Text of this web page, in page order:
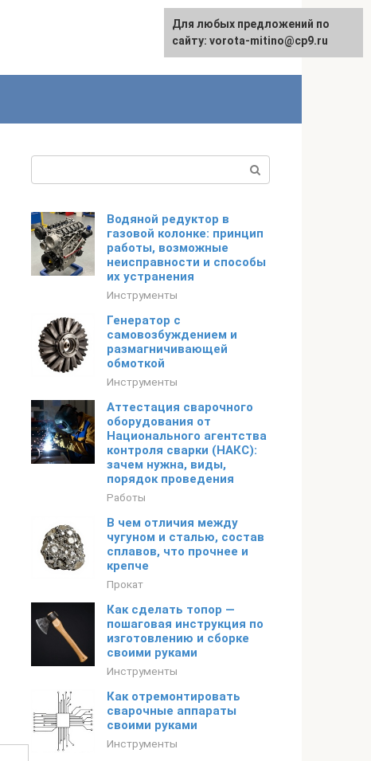
Водяной редуктор в
газовой колонке: принцип
работы, возможные
неисправности и способы
их устранения
Инструменты
Генератор с
самовозбуждением и
размагничивающей
обмоткой
Инструменты
Аттестация сварочного
оборудования от
Национального агентства
контроля сварки (НАКС):
зачем нужна, виды,
порядок проведения
Работы
В чем отличия между
чугуном и сталью, состав
сплавов, что прочнее и
крепче
Прокат
Как сделать топор —
пошаговая инструкция по
изготовлению и сборке
своими руками
Инструменты
Как отремонтировать
сварочные аппараты
своими руками
Инструменты
Для любых предложений по
сайту: vorota-mitino@cp9.ru